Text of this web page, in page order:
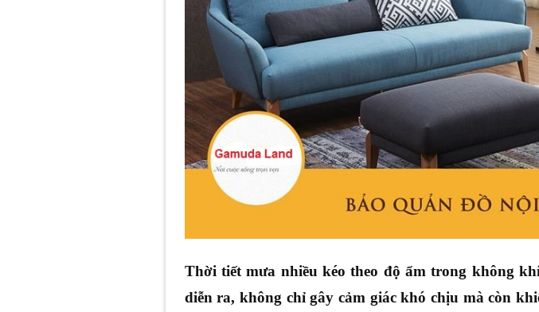
Thời tiết mưa nhiều kéo theo độ ẩm trong không
diễn ra, không chỉ gây cảm giác khó chịu mà còn